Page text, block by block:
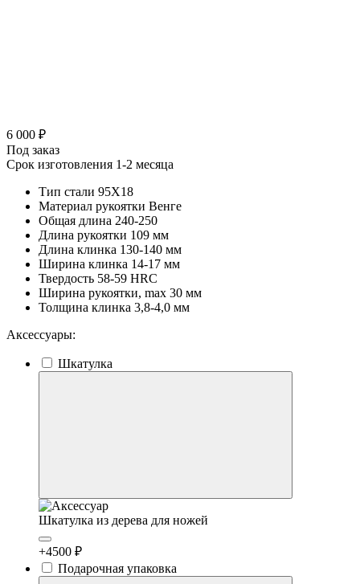
6 000 ₽
Под заказ
Срок изготовления 1-2 месяца
Тип стали 95Х18
Материал рукоятки Венге
Общая длина 240-250
Длина рукоятки 109 мм
Длина клинка 130-140 мм
Ширина клинка 14-17 мм
Твердость 58-59 HRC
Ширина рукоятки, max 30 мм
Толщина клинка 3,8-4,0 мм
Аксессуары:
Шкатулка
Шкатулка из дерева для ножей
+4500 ₽
Подарочная упаковка